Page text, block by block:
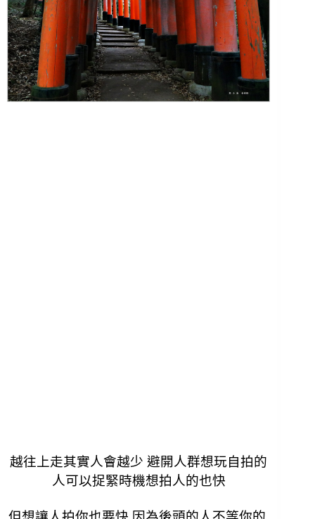
越往上走其實人會越少 避開人群想玩自拍的
人可以捉緊時機想拍人的也快